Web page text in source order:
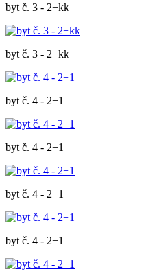
byt č. 3 - 2+kk
byt č. 3 - 2+kk
byt č. 4 - 2+1
byt č. 4 - 2+1
byt č. 4 - 2+1
byt č. 4 - 2+1